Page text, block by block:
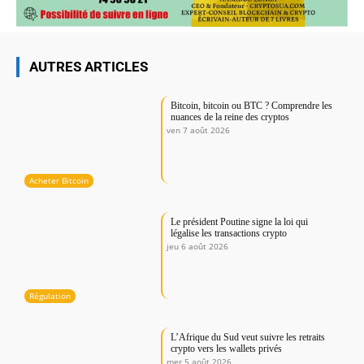
AUTRES ARTICLES
Acheter Bitcoin
Bitcoin, bitcoin ou BTC ? Comprendre les
nuances de la reine des cryptos
ven 7 août 2026
Régulation
Le président Poutine signe la loi qui
légalise les transactions crypto
jeu 6 août 2026
L’Afrique du Sud veut suivre les retraits
crypto vers les wallets privés
mer 5 août 2026